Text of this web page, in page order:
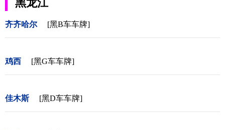
黑龙江
齐齐哈尔 [黑B车车牌]
鸡西 [黑G车车牌]
佳木斯 [黑D车车牌]